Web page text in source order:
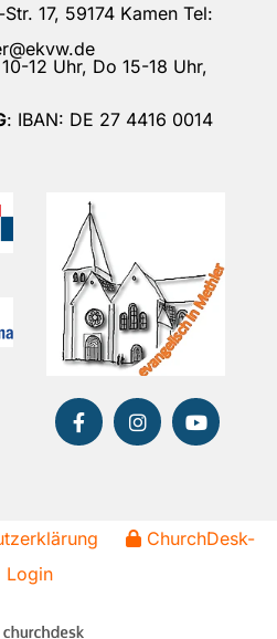
17, 59174 Kamen Tel:
12 Uhr, Do 15-18 Uhr,
: IBAN: DE 27 4416 0014
ChurchDesk-
Login